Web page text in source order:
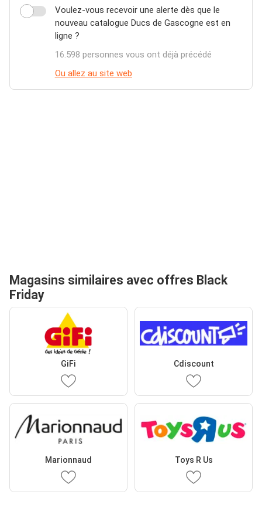
Voulez-vous recevoir une alerte dès que le
nouveau catalogue Ducs de Gascogne est en
ligne ?
16.598 personnes vous ont déjà précédé
Ou allez au site web
Magasins similaires avec offres Black
Friday
GiFi Cdiscount
Marionnaud Toys R Us